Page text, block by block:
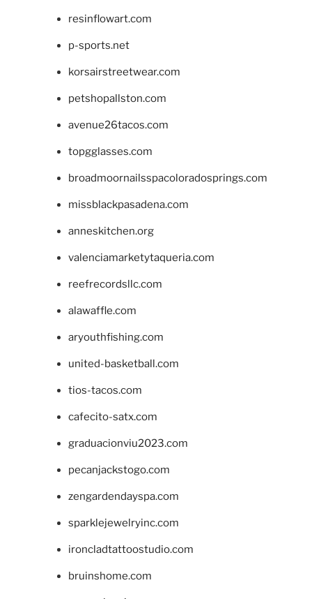
resinflowart.com
p-sports.net
korsairstreetwear.com
petshopallston.com
avenue26tacos.com
topgglasses.com
broadmoornailsspacoloradosprings.com
missblackpasadena.com
anneskitchen.org
valenciamarketytaqueria.com
reefrecordsllc.com
alawaffle.com
aryouthfishing.com
united-basketball.com
tios-tacos.com
cafecito-satx.com
graduacionviu2023.com
pecanjackstogo.com
zengardendayspa.com
sparklejewelryinc.com
ironcladtattoostudio.com
bruinshome.com